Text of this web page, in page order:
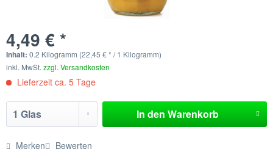
4,49 € *
Inhalt: 0.2 Kilogramm (22,45 € * / 1 Kilogramm)
inkl. MwSt. zzgl. Versandkosten
Lieferzeit ca. 5 Tage
In den Warenkorb
Merken Bewerten